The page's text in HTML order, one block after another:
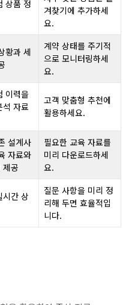
상품 정
겨찾기에 추가하세
요.
황과 세
계약 상태를 주기적
으로 모니터링하세
요.
이력을
석 자료
고객 맞춤형 추천에
활용하세요.
설계사
자료와
제공
필요한 교육 자료를
미리 다운로드하세
요.
시간 상
질문 사항을 미리 정
리해 두면 효율적입
니다.